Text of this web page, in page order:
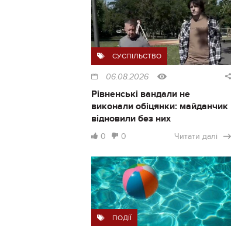
СУСПІЛЬСТВО
06.08.2026
Рівненські вандали не
виконали обіцянки: майданчик
відновили без них
0 0 Читати далі
ПОДІЇ